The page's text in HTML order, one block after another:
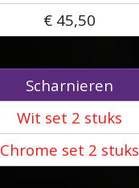
€ 45,50
Scharnieren
Wit set 2 stuks
Chrome set 2 stuks